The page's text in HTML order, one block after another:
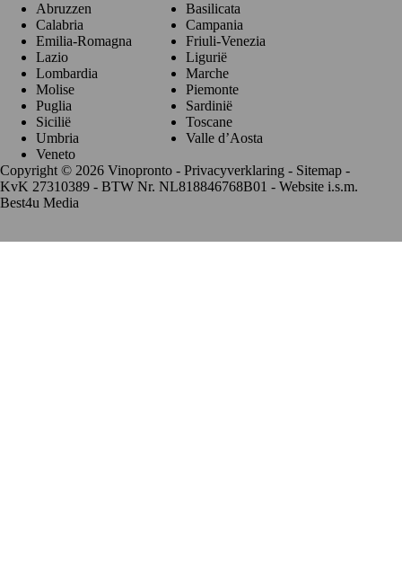
Abruzzen
Basilicata
Calabria
Campania
Emilia-Romagna
Friuli-Venezia
Lazio
Ligurië
Lombardia
Marche
Molise
Piemonte
Puglia
Sardinië
Sicilië
Toscane
Umbria
Valle d’Aosta
Veneto
Copyright © 2026 Vinopronto - Privacyverklaring - Sitemap -
KvK 27310389 - BTW Nr. NL818846768B01 - Website i.s.m.
Best4u Media